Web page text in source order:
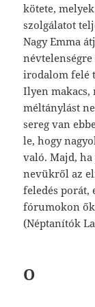
kötete,
szolgálatot
Nagy Emma
irodalom felé
Ilyen makacs,
méltánylást
sereg van
le, hogy
való. Majd,
nevükről az
feledés porát,
fórumokon ők
(Néptanítók
O